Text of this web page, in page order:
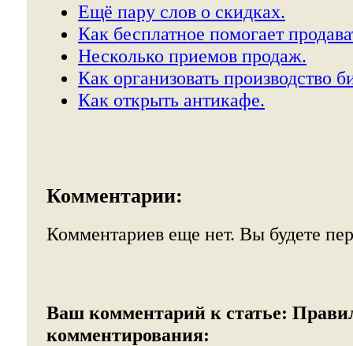
Ещё пару слов о скидках.
Как бесплатное помогает
Несколько приемов продаж.
Как организовать производство
Как открыть антикафе.
Комментарии:
Комментариев еще нет. Вы будете
Ваш комментарий к статье:
комментирования: